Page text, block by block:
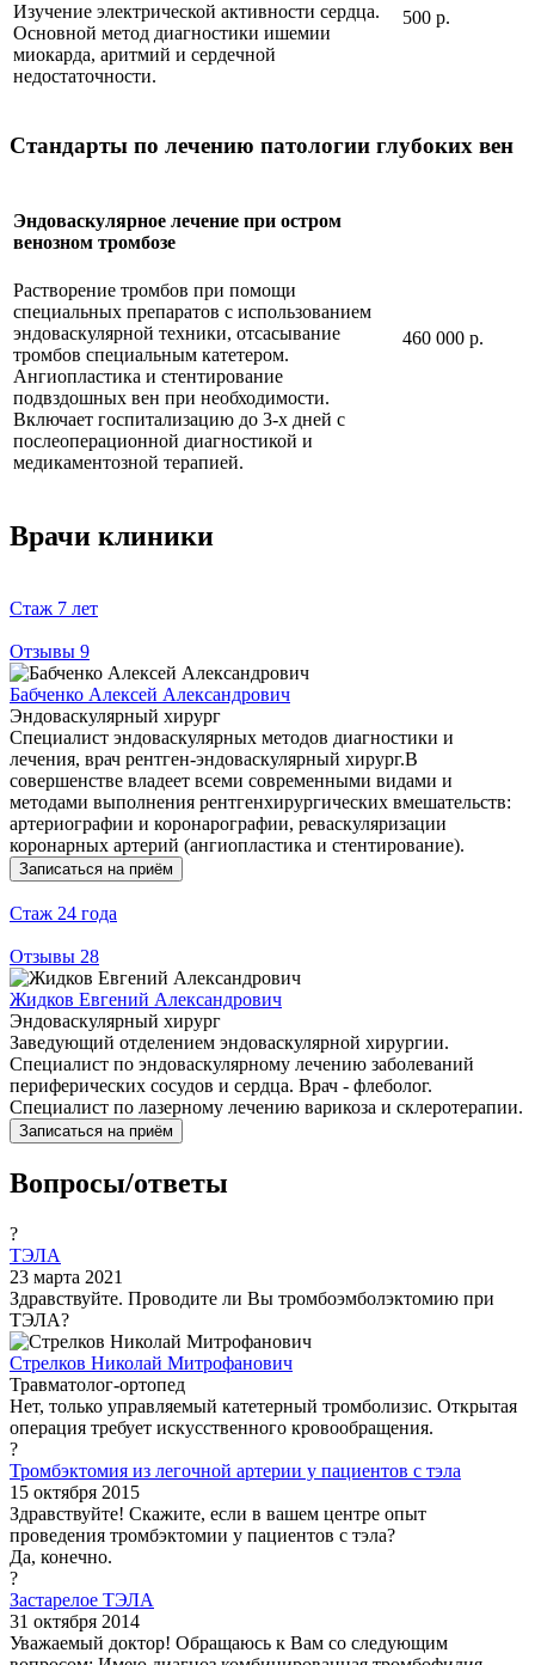
Изучение электрической активности сердца.
Основной метод диагностики ишемии
миокарда, аритмий и сердечной
недостаточности.
500 р.
Стандарты по лечению патологии глубоких вен
Эндоваскулярное лечение при остром
венозном тромбозе
Растворение тромбов при помощи
специальных препаратов с использованием
эндоваскулярной техники, отсасывание
тромбов специальным катетером.
Ангиопластика и стентирование
подвздошных вен при необходимости.
Включает госпитализацию до 3-х дней с
послеоперационной диагностикой и
медикаментозной терапией.
460 000 р.
Врачи клиники
Стаж 7 лет
Отзывы 9
Бабченко Алексей Александрович
Эндоваскулярный хирург
Специалист эндоваскулярных методов диагностики и
лечения, врач рентген-эндоваскулярный хирург.В
совершенстве владеет всеми современными видами и
методами выполнения рентгенхирургических вмешательств:
артериографии и коронарографии, реваскуляризации
коронарных артерий (ангиопластика и стентирование).
Записаться на приём
Стаж 24 года
Отзывы 28
Жидков Евгений Александрович
Эндоваскулярный хирург
Заведующий отделением эндоваскулярной хирургии.
Специалист по эндоваскулярному лечению заболеваний
периферических сосудов и сердца. Врач - флеболог.
Специалист по лазерному лечению варикоза и склеротерапии.
Записаться на приём
Вопросы/ответы
?
ТЭЛА
23 марта 2021
Здравствуйте. Проводите ли Вы тромбоэмболэктомию при
ТЭЛА?
Стрелков Николай Митрофанович
Травматолог-ортопед
Нет, только управляемый катетерный тромболизис. Открытая
операция требует искусственного кровообращения.
?
Тромбэктомия из легочной артерии у пациентов с тэла
15 октября 2015
Здравствуйте! Скажите, если в вашем центре опыт
проведения тромбэктомии у пациентов с тэла?
Да, конечно.
?
Застарелое ТЭЛА
31 октября 2014
Уважаемый доктор! Обращаюсь к Вам со следующим